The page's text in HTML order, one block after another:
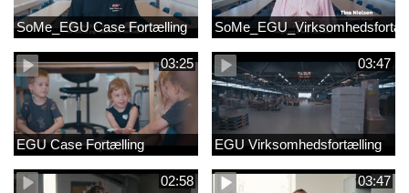
SoMe_EGU Case Fortælling
03:25
EGU Case Fortælling
03:47
EGU Virksomhedsfortælling
02:58 03:47